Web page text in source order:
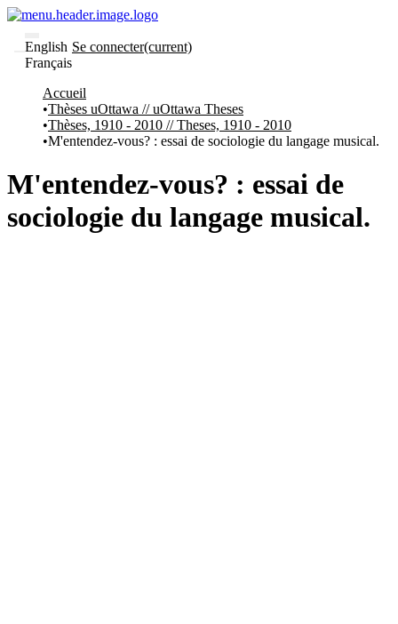
English
Français
Se connecter(current)
et collections
Parcourir
Statistiques
propos
propos
de
Recherche
uO
Accueil
Thèses uOttawa // uOttawa Theses
Thèses, 1910 - 2010 // Theses, 1910 - 2010
M'entendez-vous? : essai de sociologie du langage musical.
M'entendez-vous? : essai de
sociologie du langage musical.